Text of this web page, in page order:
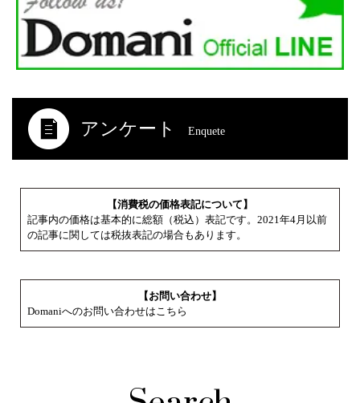
アンケート Enquete
【消費税の価格表記について】
記事内の価格は基本的に総額（税込）表記です。2021年4月以前
の記事に関しては税抜表記の場合もあります。
【お問い合わせ】
Domaniへのお問い合わせはこちら